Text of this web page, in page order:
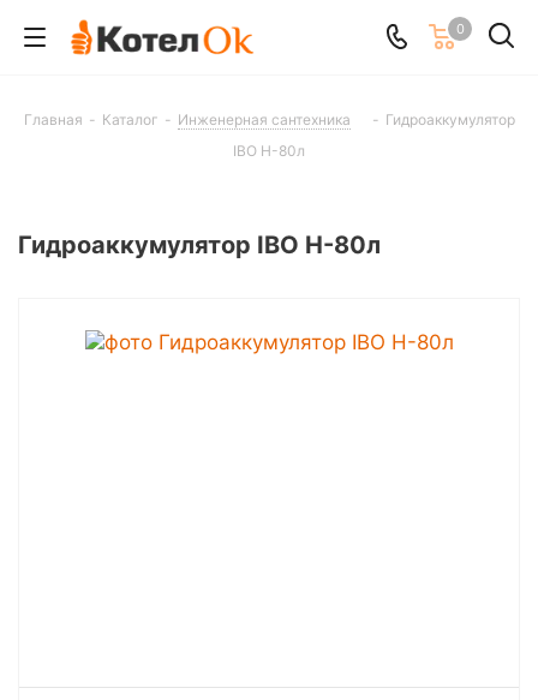
0
Главная - Каталог - Инженерная сантехника - Гидроаккумулятор
IBO H-80л
Гидроаккумулятор IBO H-80л